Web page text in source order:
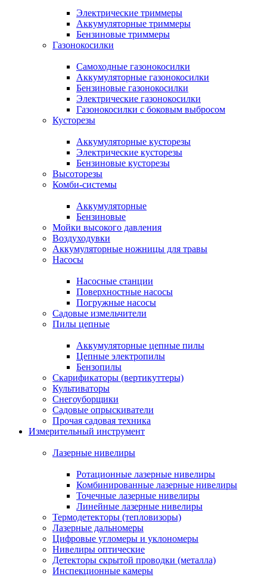
Электрические триммеры
Аккумуляторные триммеры
Бензиновые триммеры
Газонокосилки
Самоходные газонокосилки
Аккумуляторные газонокосилки
Бензиновые газонокосилки
Электрические газонокосилки
Газонокосилки с боковым выбросом
Кусторезы
Аккумуляторные кусторезы
Электрические кусторезы
Бензиновые кусторезы
Высоторезы
Комби-системы
Аккумуляторные
Бензиновые
Мойки высокого давления
Воздуходувки
Аккумуляторные ножницы для травы
Насосы
Насосные станции
Поверхностные насосы
Погружные насосы
Садовые измельчители
Пилы цепные
Аккумуляторные цепные пилы
Цепные электропилы
Бензопилы
Скарификаторы (вертикуттеры)
Культиваторы
Снегоуборщики
Садовые опрыскиватели
Прочая садовая техника
Измерительный инструмент
Лазерные нивелиры
Ротационные лазерные нивелиры
Комбинированные лазерные нивелиры
Точечные лазерные нивелиры
Линейные лазерные нивелиры
Термодетекторы (тепловизоры)
Лазерные дальномеры
Цифровые угломеры и уклономеры
Нивелиры оптические
Детекторы скрытой проводки (металла)
Инспекционные камеры